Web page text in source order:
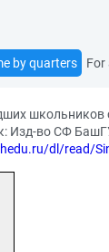
by quarters For
во СФ
dl/read/